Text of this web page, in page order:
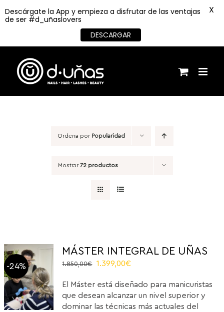
contenido
Ordena por Popularidad
Mostrar72 productos
-24%
MÁSTER INTEGRAL DE UÑAS
1.850,00€
El
original
era:
1.850,00€.
1.399,00€
actual
es:
1.399,00€.
El Máster está diseñado para manicuristas
que desean alcanzar un nivel superior y
dominar las técnicas más actuales del
Descárgate la App y empieza a disfrutar de las ventajas
de ser #d_uñaslovers
DESCARGAR
X